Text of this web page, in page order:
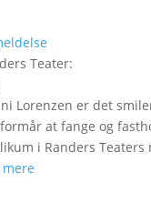
Teater:
Lorenzen er det
at fange og
i Randers